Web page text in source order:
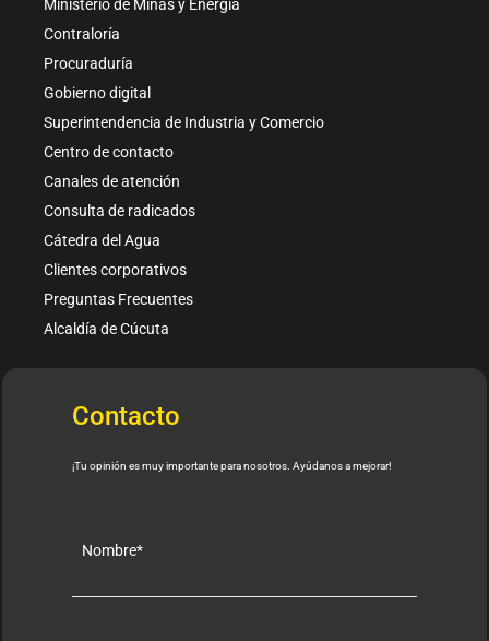
Ministerio de Minas y Energía
Contraloría
Procuraduría
Gobierno digital
Superintendencia de Industria y Comercio
Centro de contacto
Canales de atención
Consulta de radicados
Cátedra del Agua
Clientes corporativos
Preguntas Frecuentes
Alcaldía de Cúcuta
Contacto
¡Tu opinión es muy importante para nosotros. Ayúdanos a mejorar!